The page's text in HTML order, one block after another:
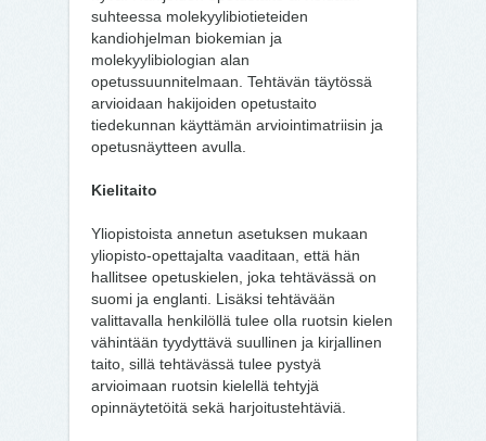
suhteessa molekyylibiotieteiden
kandiohjelman biokemian ja
molekyylibiologian alan
opetussuunnitelmaan. Tehtävän täytössä
arvioidaan hakijoiden opetustaito
tiedekunnan käyttämän arviointimatriisin ja
opetusnäytteen avulla.
Kielitaito
Yliopistoista annetun asetuksen mukaan
yliopisto-opettajalta vaaditaan, että hän
hallitsee opetuskielen, joka tehtävässä on
suomi ja englanti. Lisäksi tehtävään
valittavalla henkilöllä tulee olla ruotsin kielen
vähintään tyydyttävä suullinen ja kirjallinen
taito, sillä tehtävässä tulee pystyä
arvioimaan ruotsin kielellä tehtyjä
opinnäytetöitä sekä harjoitustehtäviä.